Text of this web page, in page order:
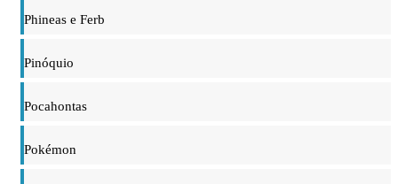
Phineas e Ferb
Pinóquio
Pocahontas
Pokémon